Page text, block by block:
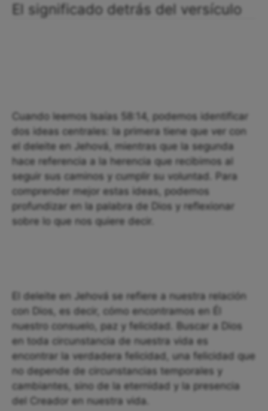
El significado detrás del versículo
Cuando leemos Isaías 58:14, podemos identificar
dos ideas centrales: la primera tiene que ver con
el deleite en Jehová, mientras que la segunda
hace referencia a la herencia que recibimos al
seguir sus caminos y cumplir su voluntad. Para
comprender mejor estas ideas, podemos
profundizar en la palabra de Dios y reflexionar
sobre lo que nos quiere decir.
El deleite en Jehová se refiere a nuestra relación
con Dios, es decir, cómo encontramos en Él
nuestro consuelo, paz y felicidad. Buscar a Dios
en toda circunstancia de nuestra vida es
encontrar la verdadera felicidad, una felicidad que
no depende de circunstancias temporales y
cambiantes, sino de la eternidad y la presencia
del Creador en nuestra vida.